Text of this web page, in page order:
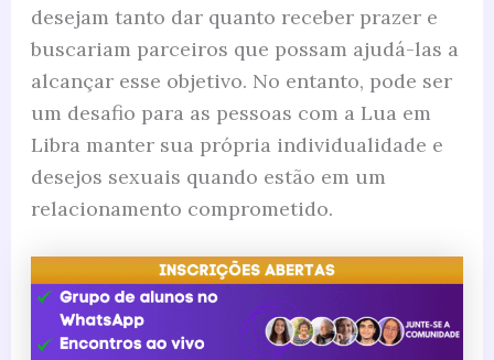
desejam tanto dar quanto receber prazer e
buscariam parceiros que possam ajudá-las a
alcançar esse objetivo. No entanto, pode ser
um desafio para as pessoas com a Lua em
Libra manter sua própria individualidade e
desejos sexuais quando estão em um
relacionamento comprometido.